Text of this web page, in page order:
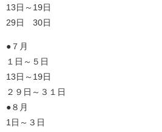
13日～19日
29日 30日
●７月
１日～５日
13日～19日
２９日～３１日
●８月
1日～３日